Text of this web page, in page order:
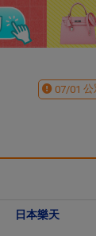
07/01 公
日本樂天